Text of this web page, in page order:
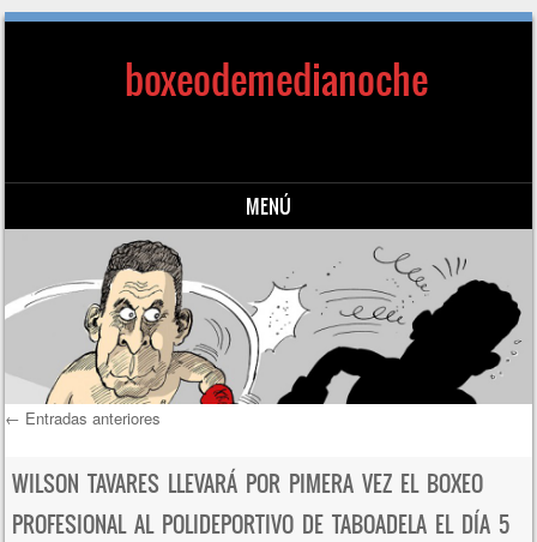
boxeodemedianoche
MENÚ
Saltar al contenido
Navegación de entradas
← Entradas anteriores
WILSON TAVARES LLEVARÁ POR PIMERA VEZ EL BOXEO
PROFESIONAL AL POLIDEPORTIVO DE TABOADELA EL DÍA 5